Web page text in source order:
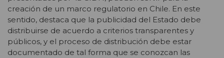
creación de un marco regulatorio en Chile. En este
sentido, destaca que la publicidad del Estado debe
distribuirse de acuerdo a criterios transparentes y
públicos, y el proceso de distribución debe estar
documentado de tal forma que se conozcan las